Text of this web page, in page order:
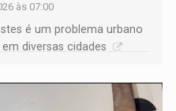
às 07:00
é um problema urbano
diversas cidades